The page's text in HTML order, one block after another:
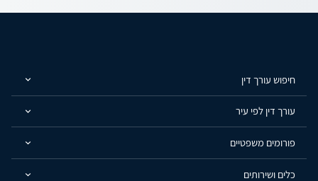
חיפוש עורך דין
עורך דין לפי עיר
פורומים משפטיים
כלים ושירותים